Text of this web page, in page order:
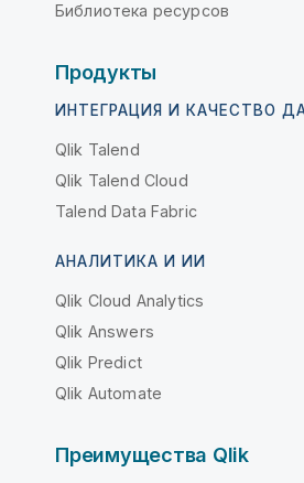
Библиотека ресурсов
Продукты
ИНТЕГРАЦИЯ И КАЧЕСТВО
Qlik Talend
Qlik Talend Cloud
Talend Data Fabric
АНАЛИТИКА И ИИ
Qlik Cloud Analytics
Qlik Answers
Qlik Predict
Qlik Automate
Преимущества Qlik